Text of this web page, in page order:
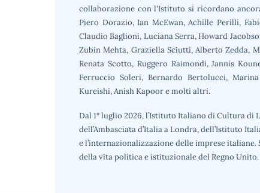
collaborazione con l'Istituto si ricordano
Piero Dorazio, Ian McEwan, Achille Perilli,
Claudio Baglioni, Luciana Serra, Howard
Zubin Mehta, Graziella Sciutti, Alberto Zedda,
Renata Scotto, Ruggero Raimondi, Jannis
Ferruccio Soleri, Bernardo Bertolucci,
Kureishi, Anish Kapoor e molti altri.
Dal 1° luglio 2026, l’Istituto Italiano di Cultura di
dell’Ambasciata d’Italia a Londra, dell’Istituto
e l’internazionalizzazione delle imprese
della vita politica e istituzionale del Regno Unito.